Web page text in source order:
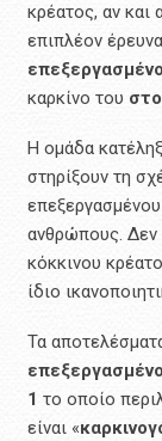
κρέατος, αν και
επιπλέον
επεξεργασμένο
καρκίνο του
Η ομάδα
στηρίξουν τη
ανθρώπους. Δεν
κόκκινου
ίδιο
Τα
1 το οποίο
είναι «